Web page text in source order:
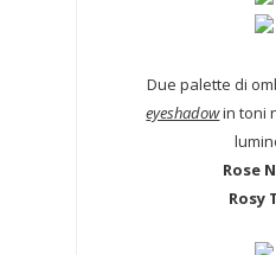
Due palette di
eyeshadowin toni
Rose
Rosy